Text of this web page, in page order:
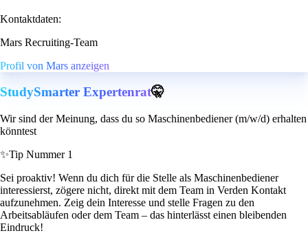
Kontaktdaten:
Mars Recruiting-Team
Profil von Mars anzeigen
StudySmarter Expertenrat🤫
Wir sind der Meinung, dass du so Maschinenbediener (m/w/d) erhalten
könntest
✨Tip Nummer 1
Sei proaktiv! Wenn du dich für die Stelle als Maschinenbediener
interessierst, zögere nicht, direkt mit dem Team in Verden Kontakt
aufzunehmen. Zeig dein Interesse und stelle Fragen zu den
Arbeitsabläufen oder dem Team – das hinterlässt einen bleibenden
Eindruck!